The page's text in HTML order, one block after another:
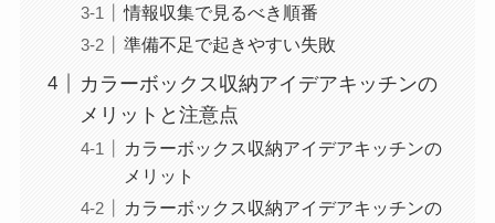
情報収集で見るべき順番
準備不足で起きやすい失敗
カラーボックス収納アイデアキッチンの
メリットと注意点
カラーボックス収納アイデアキッチンの
メリット
カラーボックス収納アイデアキッチンの